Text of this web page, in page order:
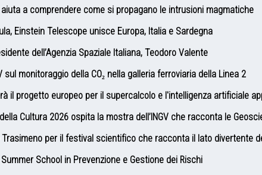
a comprendere come si propagano le intrusioni magmatiche
Einstein Telescope unisce Europa, Italia e Sardegna
dell’Agenzia Spaziale Italiana, Teodoro Valente
sul monitoraggio della CO₂ nella galleria ferroviaria della Linea 2
il progetto europeo per il supercalcolo e l'intelligenza artificiale
della Cultura 2026 ospita la mostra dell’INGV che racconta le
Trasimeno per il festival scientifico che racconta il lato divertente
Summer School in Prevenzione e Gestione dei Rischi